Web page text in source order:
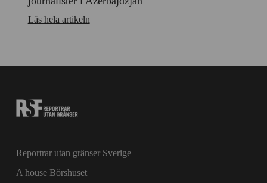
Läs hela artikeln
Reportrar utan gränser Sverige
A house Börshuset